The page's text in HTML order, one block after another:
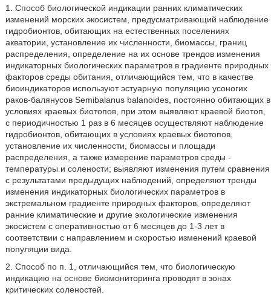
1. Способ биологической индикации ранних климатических
изменений морских экосистем, предусматривающий наблюдение
гидробионтов, обитающих на естественных поселениях
акватории, установление их численности, биомассы, границ
распределения, определение на их основе трендов изменения
индикаторных биологических параметров в градиенте природных
факторов среды обитания, отличающийся тем, что в качестве
биоиндикаторов используют эстуарную популяцию усоногих
раков-балянусов Semibalanus balanoides, постоянно обитающих в
условиях краевых биотопов, при этом выявляют краевой биотоп,
с периодичностью 1 раз в 6 месяцев осуществляют наблюдение
гидробионтов, обитающих в условиях краевых биотопов,
установление их численности, биомассы и площади
распределения, а также измерение параметров среды -
температуры и солености; выявляют изменения путем сравнения
с результатами предыдущих наблюдений, определяют тренды
изменения индикаторных биологических параметров в
экстремальном градиенте природных факторов, определяют
ранние климатические и другие экологические изменения
экосистем с оперативностью от 6 месяцев до 1-3 лет в
соответствии с направлением и скоростью изменений краевой
популяции вида.
2. Способ по п. 1, отличающийся тем, что биологическую
индикацию на основе биомониторинга проводят в зонах
критических соленостей.